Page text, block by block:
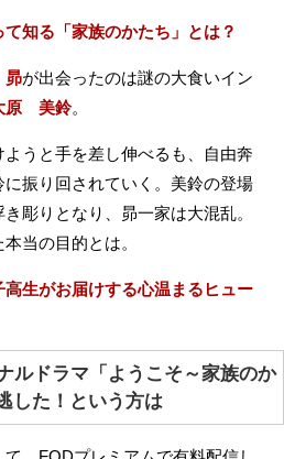
知る「家族のかたち」とは？
が出会ったのは謎の大食いイン
原 美鈴。
うと手を差し伸べるも、自由奔
振り回されていく。美鈴の登場
彫りとなり、昴一家は大混乱。
当の目的とは。
生がお届けする心温まるヒュー
ルドラマ「ようこそ～家族のか
した！という方は